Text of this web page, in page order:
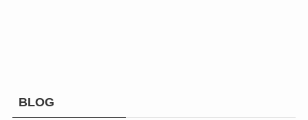
BLOG